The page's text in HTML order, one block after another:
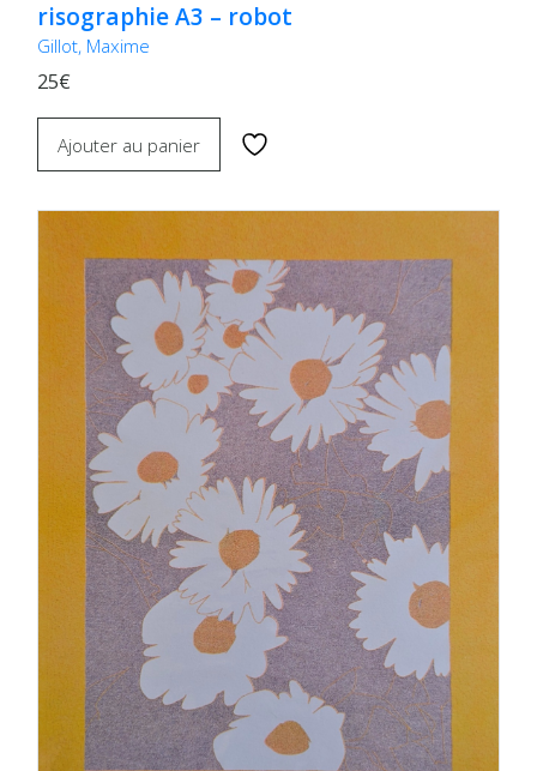
risographie A3 – robot
Gillot, Maxime
25€
Ajouter au panier